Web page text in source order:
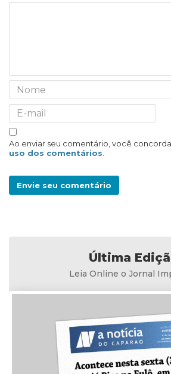
Ao enviar seu comentário, você
uso dos comentários.
Envie seu comentário
Última
Leia Online o Jornal